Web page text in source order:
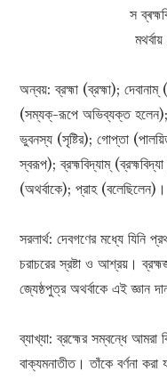
স
অন্বয়: ব্রহ্মা (ব্রহ্মা);
(সম্যক্‌-রূপে অভিব্যক্ত হলেন);
ভুবনস্য (সৃষ্টির); গোপ্তা
স্বরূপ); ব্রহ্মবিদ্যাম্
(অথর্বাকে); প্রাহ (বলেছিলেন)।
সরলার্থ: দেবগণের মধ্যে যিনি
চরাচরের স্রষ্টা ও আশ্রয়।
জ্যেষ্ঠপুত্র অথর্বাকে এই জ্ঞান
ব্যাখ্যা: ব্রহ্মের সম্বন্ধে আমরা
বাক্যমনাতীত। তাঁকে বর্ণনা